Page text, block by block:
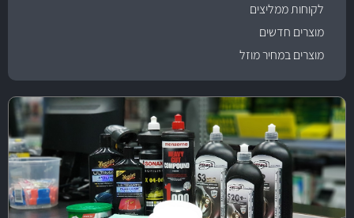
לקוחות ממליצים
מוצרים חדשים
מוצרים במחיר מוזל